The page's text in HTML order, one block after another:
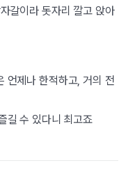
갈이라 돗자리 깔고 앉아
언제나 한적하고, 거의 전
길 수 있다니 최고죠